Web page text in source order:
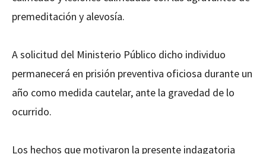
premeditación y alevosía.
A solicitud del Ministerio Público dicho individuo
permanecerá en prisión preventiva oficiosa durante un
año como medida cautelar, ante la gravedad de lo
ocurrido.
Los hechos que motivaron la presente indagatoria